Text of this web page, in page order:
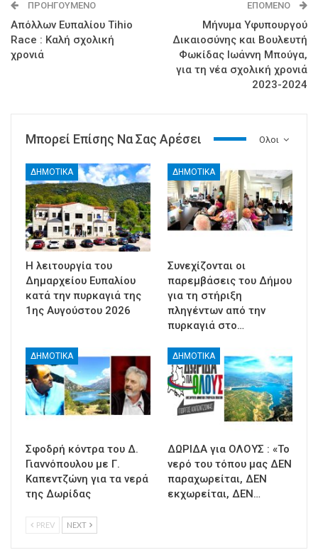
ΠΡΟΗΓΟΎΜΕΝΟ
Απόλλων Ευπαλίου Tihio
Race : Καλή σχολική
χρονιά
ΕΠΌΜΕΝΟ
Μήνυμα Υφυπουργού
Δικαιοσύνης και Βουλευτή
Φωκίδας Ιωάννη Μπούγα,
για τη νέα σχολική χρονιά
2023-2024
Ολοι
Μπορεί Επίσης Να Σας Αρέσει
ΔΗΜΟΤΙΚΑ
Η λειτουργία του
Δημαρχείου Ευπαλίου
κατά την πυρκαγιά της
1ης Αυγούστου 2026
ΔΗΜΟΤΙΚΑ
Συνεχίζονται οι
παρεμβάσεις του Δήμου
για τη στήριξη
πληγέντων από την
πυρκαγιά στο…
ΔΗΜΟΤΙΚΑ
Σφοδρή κόντρα του Δ.
Γιαννόπουλου με Γ.
Καπεντζώνη για τα νερά
της Δωρίδας
ΔΗΜΟΤΙΚΑ
ΔΩΡΙΔΑ για ΟΛΟΥΣ : «Το
νερό του τόπου μας ΔΕΝ
παραχωρείται, ΔΕΝ
εκχωρείται, ΔΕΝ…
PREV NEXT